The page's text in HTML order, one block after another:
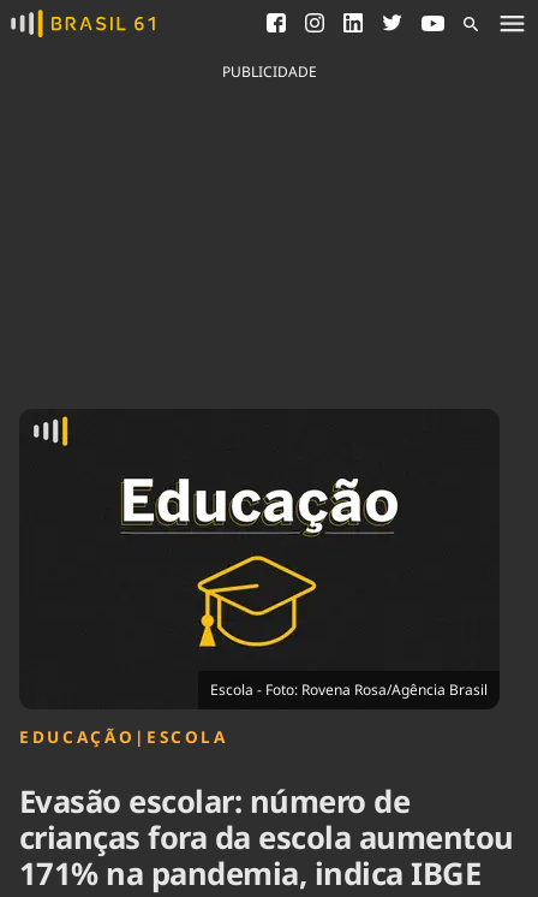
Ver todas as notícias
Saneamento
Indicadores
Agronegócios
Cultura
Economia
Educação
Infraestrutura
Internacional
Podcast
Política
Saúde
PUBLICIDADE
Escola - Foto: Rovena Rosa/Agência Brasil
EDUCAÇÃO | ESCOLA
Evasão escolar: número de
crianças fora da escola aumentou
171% na pandemia, indica IBGE